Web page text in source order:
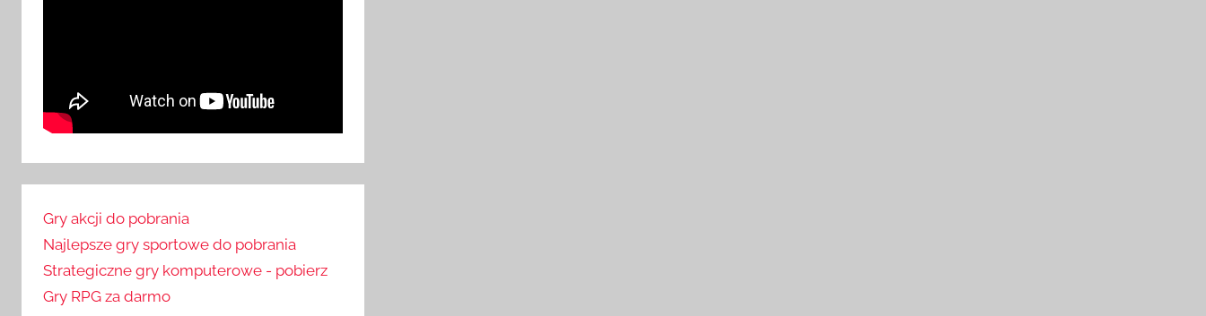
Gry akcji do pobrania
Najlepsze gry sportowe do pobrania
Strategiczne gry komputerowe - pobierz
Gry RPG za darmo